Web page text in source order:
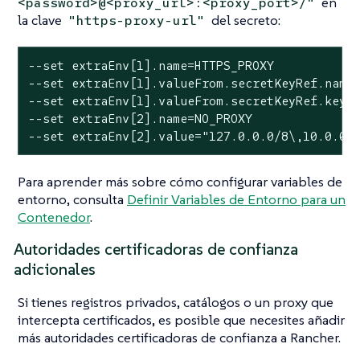
la clave "https-proxy-url" del secreto:
--set extraEnv[1].name=HTTPS_PROXY
--set
--set
--set extraEnv[2].name=NO_PROXY
--set extraEnv[2].value="127.0.0.0/
Para aprender más sobre cómo configurar variables de
entorno, consulta Definir Variables de Entorno para un
Contenedor.
Autoridades certificadoras de confianza
adicionales
Si tienes registros privados, catálogos o un proxy que
intercepta certificados, es posible que necesites añadir
más autoridades certificadoras de confianza a Rancher.